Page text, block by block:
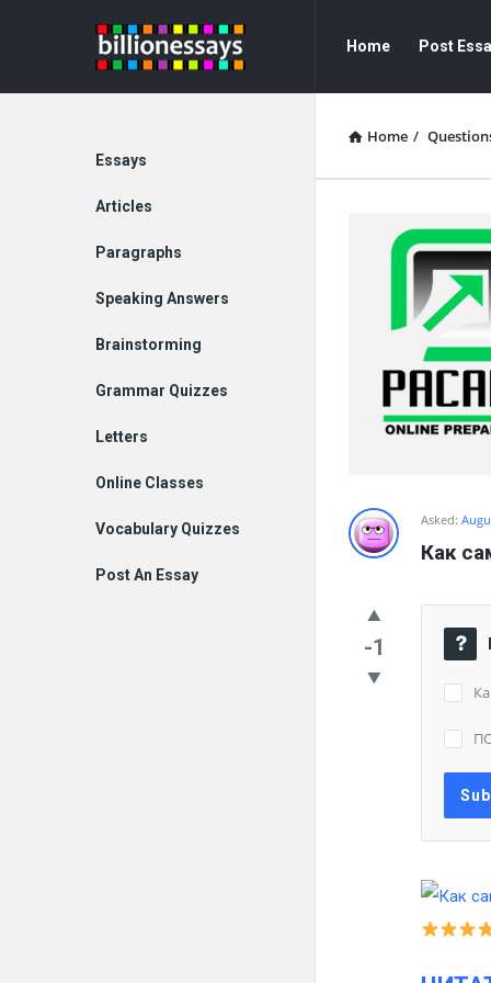
Billion
Essays
Essays
Navigation
Home Post
Home /
Asked:
Как
-1
Explore
Essays
Articles
Paragraphs
Speaking Answers
Brainstorming
Grammar Quizzes
Letters
Online Classes
Vocabulary Quizzes
Post An Essay